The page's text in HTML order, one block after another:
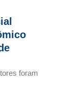
foram